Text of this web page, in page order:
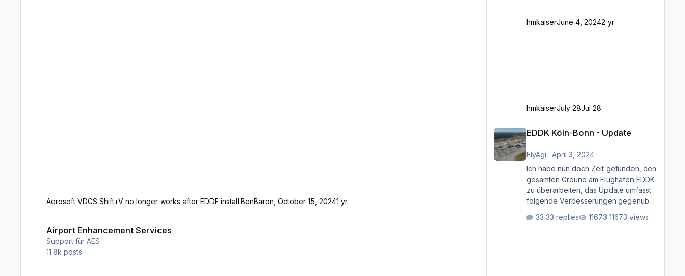
Aerosoft VDGS Shift+V no longer works after EDDF install.BenBaron ,October 15, 20241 yr
Airport Enhancement Services
Support für AES
11.8k posts
hmkaiserJune 4, 20242 yr
hmkaiserJuly 28Jul 28
EDDK Köln-Bonn - Update
EDDK Köln-Bonn - Update
FlyAgi · April 3, 2024
Ich habe nun doch Zeit gefunden, den
gesamten Ground am Flughafen EDDK
zu überarbeiten, das Update umfasst
folgende Verbesserungen gegenüber
Aktualisierte Bodenmarkierungen (der
33 replies 11673 views